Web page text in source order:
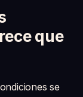
que
se